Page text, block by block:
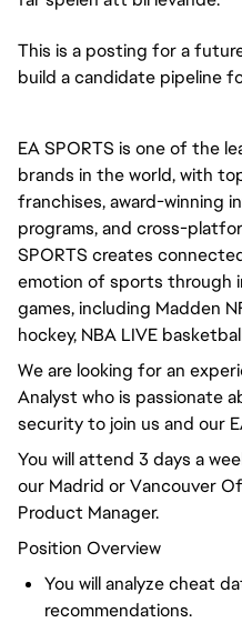
This is a posting for a
build a candidate pipeline
EA SPORTS is one of the
brands in the world, with
franchises, award-winning
programs, and cross-
SPORTS creates
emotion of sports through
games, including Madden
hockey, NBA LIVE
We are looking for an
Analyst who is passionate
security to join us and our
You will attend 3 days a
our Madrid or Vancouver
Product Manager.
Position Overview
You will analyze cheat
recommendations.